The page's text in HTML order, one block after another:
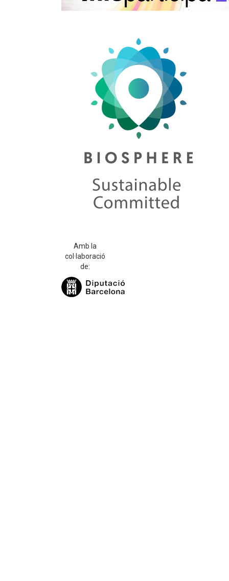
Amb la
col·laboració
de: